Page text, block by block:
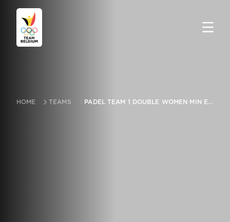
HOME TEAMS PADEL TEAM 1 DOUBLE WOMEN MIN EG KRAKOW